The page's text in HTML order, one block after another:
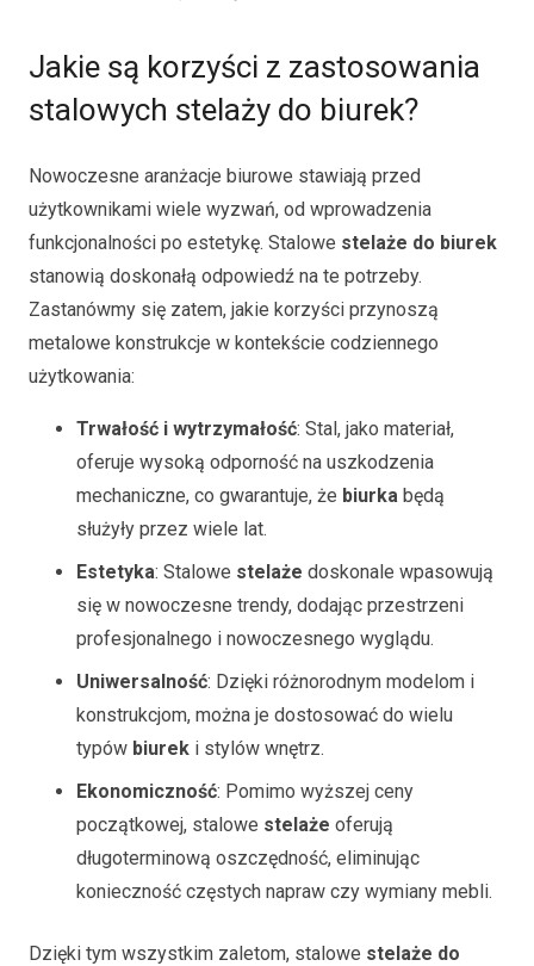
Jakie są korzyści z zastosowania
stalowych stelaży do biurek?
Nowoczesne aranżacje biurowe stawiają przed
użytkownikami wiele wyzwań, od wprowadzenia
funkcjonalności po estetykę. Stalowe stelaże do biurek
stanowią doskonałą odpowiedź na te potrzeby.
Zastanówmy się zatem, jakie korzyści przynoszą
metalowe konstrukcje w kontekście codziennego
użytkowania:
Trwałość i wytrzymałość: Stal, jako materiał,
oferuje wysoką odporność na uszkodzenia
mechaniczne, co gwarantuje, że biurka będą
służyły przez wiele lat.
Estetyka: Stalowe stelaże doskonale wpasowują
się w nowoczesne trendy, dodając przestrzeni
profesjonalnego i nowoczesnego wyglądu.
Uniwersalność: Dzięki różnorodnym modelom i
konstrukcjom, można je dostosować do wielu
typów biurek i stylów wnętrz.
Ekonomiczność: Pomimo wyższej ceny
początkowej, stalowe stelaże oferują
długoterminową oszczędność, eliminując
konieczność częstych napraw czy wymiany mebli.
Dzięki tym wszystkim zaletom, stalowe stelaże do